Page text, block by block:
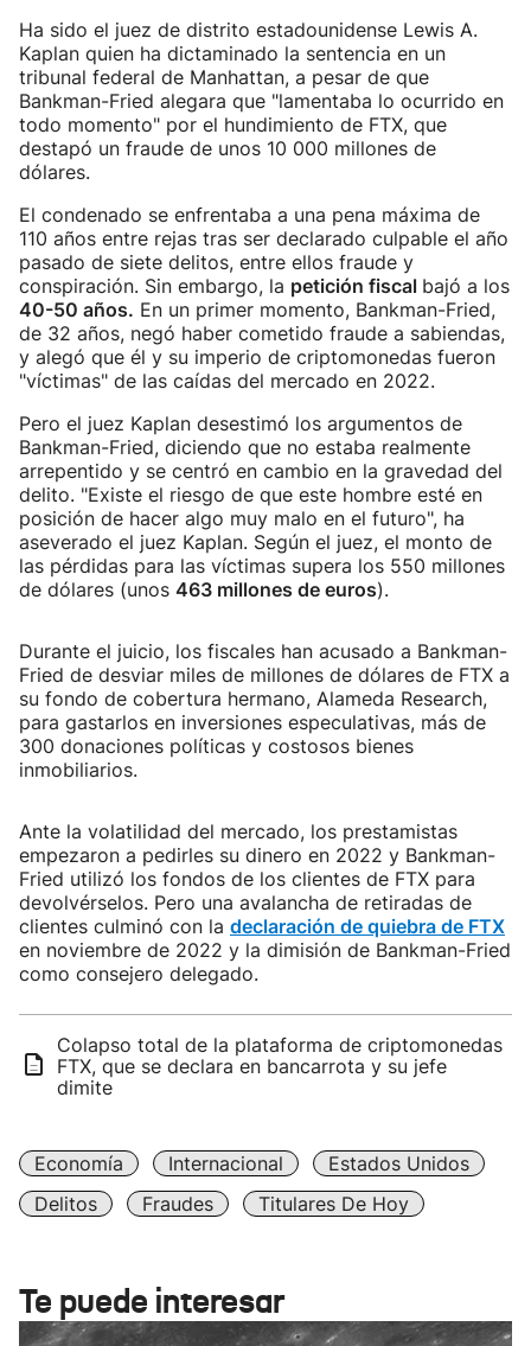
Ha sido el juez de distrito estadounidense Lewis A.
Kaplan quien ha dictaminado la sentencia en un
tribunal federal de Manhattan, a pesar de que
Bankman-Fried alegara que "lamentaba lo ocurrido en
todo momento" por el hundimiento de FTX, que
destapó un fraude de unos 10 000 millones de
dólares.
El condenado se enfrentaba a una pena máxima de
110 años entre rejas tras ser declarado culpable el año
pasado de siete delitos, entre ellos fraude y
conspiración. Sin embargo, la petición fiscal bajó a los
40-50 años. En un primer momento, Bankman-Fried,
de 32 años, negó haber cometido fraude a sabiendas,
y alegó que él y su imperio de criptomonedas fueron
"víctimas" de las caídas del mercado en 2022.
Pero el juez Kaplan desestimó los argumentos de
Bankman-Fried, diciendo que no estaba realmente
arrepentido y se centró en cambio en la gravedad del
delito. "Existe el riesgo de que este hombre esté en
posición de hacer algo muy malo en el futuro", ha
aseverado el juez Kaplan. Según el juez, el monto de
las pérdidas para las víctimas supera los 550 millones
de dólares (unos 463 millones de euros).
Durante el juicio, los fiscales han acusado a Bankman-
Fried de desviar miles de millones de dólares de FTX a
su fondo de cobertura hermano, Alameda Research,
para gastarlos en inversiones especulativas, más de
300 donaciones políticas y costosos bienes
inmobiliarios.
Ante la volatilidad del mercado, los prestamistas
empezaron a pedirles su dinero en 2022 y Bankman-
Fried utilizó los fondos de los clientes de FTX para
devolvérselos. Pero una avalancha de retiradas de
clientes culminó con la declaración de quiebra de FTX
en noviembre de 2022 y la dimisión de Bankman-Fried
como consejero delegado.
Colapso total de la plataforma de criptomonedas
FTX, que se declara en bancarrota y su jefe
dimite
Economía Internacional
Estados Unidos
Delitos
Fraudes Titulares De Hoy
Te puede interesar